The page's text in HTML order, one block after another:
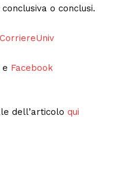
o conclusi.
CorriereUniv
e Facebook
dell’articolo qui